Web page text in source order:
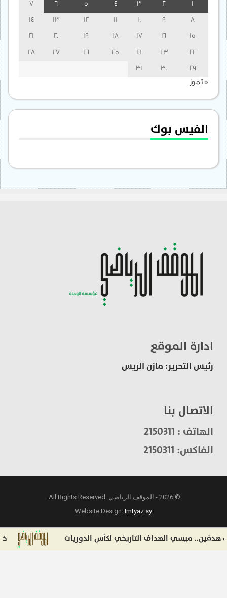
3
13
14
15
16
17
18
19
20
21
22
23
24
25
26
27
28
29
30
31
« تموز
الفيس بوك
ادارة الموقع
رئيس التحرير: مازن الريس
الاتصال بنا
الهاتف : 2150311
الفاكس: 2150311
© 2026 - الموقف الرياضي. All Rights Reserved.
Website Design:Imtyaz.sy
ميسي الهداف التاريخي لكأس الدوريات خليل